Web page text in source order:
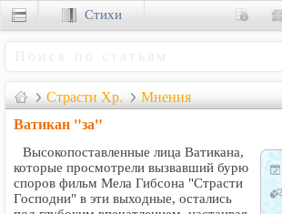
Страсти Хр. Мнения
Ватикан "за"
Высокопоставленные лица Ватикана,
которые просмотрели вызвавший бурю
споров фильм Мела Гибсона "Страсти
Господни" в эти выходные, остались
Стихи